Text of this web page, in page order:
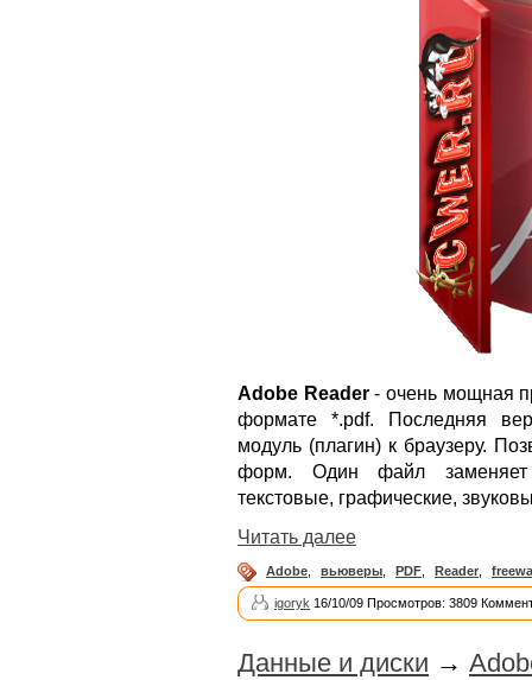
Adobe Reader- очень мощная
формате *.pdf. Последняя
модуль (плагин) к браузеру.
форм. Один файл заменяет
текстовые, графические,
Читать далее
Adobe вьюверы PDF Reader
igoryk 16/10/09 Просмотров: 3809
Данные и диски →